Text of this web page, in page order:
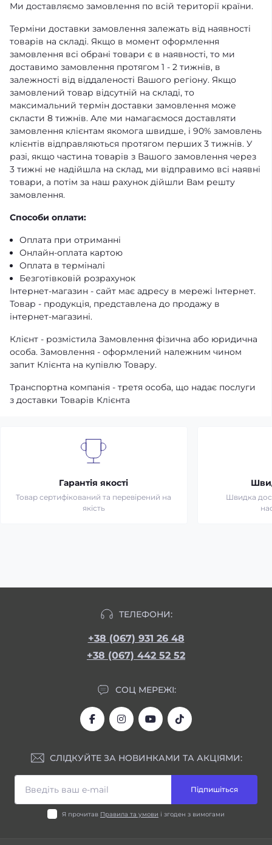
Ми доставляємо замовлення по всій території країни.
Терміни доставки замовлення залежать від наявності
товарів на складі. Якщо в момент оформлення
замовлення всі обрані товари є в наявності, то ми
доставимо замовлення протягом 1 - 2 тижнів, в
залежності від віддаленості Вашого регіону. Якщо
замовлений товар відсутній на складі, то
максимальний термін доставки замовлення може
скласти 8 тижнів. Але ми намагаємося доставляти
замовлення клієнтам якомога швидше, і 90% замовлень
клієнтів відправляються протягом перших 3 тижнів. У
разі, якщо частина товарів з Вашого замовлення через
3 тижні не надійшла на склад, ми відправимо всі наявні
товари, а потім за наш рахунок дійшли Вам решту
замовлення.
Способи оплати:
Оплата при отриманні
Онлайн-оплата картою
Оплата в терміналі
Безготівковій розрахунок
Інтернет-магазин - сайт має адресу в мережі Інтернет.
Товар - продукція, представлена ​​до продажу в
інтернет-магазині.
Клієнт - розмістила Замовлення фізична або юридична
особа. Замовлення - оформлений належним чином
запит Клієнта на купівлю Товару.
Транспортна компанія - третя особа, що надає послуги
з доставки Товарів Клієнта
Гарантія якості
Товар сертифікований та перевірений на
якість
Швидка
ТЕЛЕФОНИ:
+38 (067) 931 26 48
+38 (067) 442 52 52
СОЦ МЕРЕЖІ:
СЛІДКУЙТЕ ЗА НОВИНКАМИ ТА АКЦІЯМИ:
Підпишіться
Я прочитав Правила та умови і згоден з вимогами